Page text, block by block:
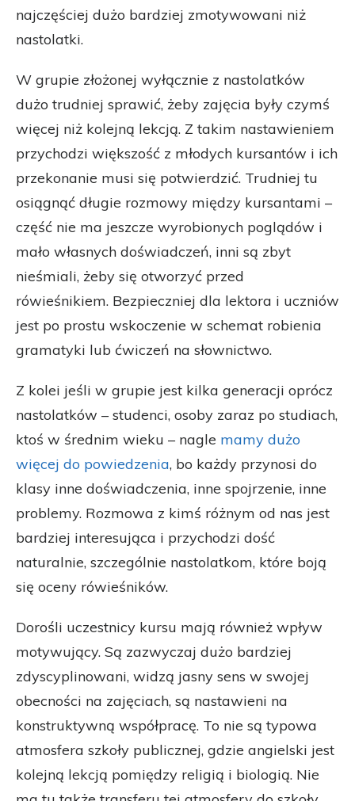
najczęściej dużo bardziej zmotywowani niż
nastolatki.
W grupie złożonej wyłącznie z nastolatków
dużo trudniej sprawić, żeby zajęcia były czymś
więcej niż kolejną lekcją. Z takim nastawieniem
przychodzi większość z młodych kursantów i ich
przekonanie musi się potwierdzić. Trudniej tu
osiągnąć długie rozmowy między kursantami –
część nie ma jeszcze wyrobionych poglądów i
mało własnych doświadczeń, inni są zbyt
nieśmiali, żeby się otworzyć przed
rówieśnikiem. Bezpieczniej dla lektora i uczniów
jest po prostu wskoczenie w schemat robienia
gramatyki lub ćwiczeń na słownictwo.
Z kolei jeśli w grupie jest kilka generacji oprócz
nastolatków – studenci, osoby zaraz po studiach,
ktoś w średnim wieku – nagle mamy dużo
więcej do powiedzenia, bo każdy przynosi do
klasy inne doświadczenia, inne spojrzenie, inne
problemy. Rozmowa z kimś różnym od nas jest
bardziej interesująca i przychodzi dość
naturalnie, szczególnie nastolatkom, które boją
się oceny rówieśników.
Dorośli uczestnicy kursu mają również wpływ
motywujący. Są zazwyczaj dużo bardziej
zdyscyplinowani, widzą jasny sens w swojej
obecności na zajęciach, są nastawieni na
konstruktywną współpracę. To nie są typowa
atmosfera szkoły publicznej, gdzie angielski jest
kolejną lekcją pomiędzy religią i biologią. Nie